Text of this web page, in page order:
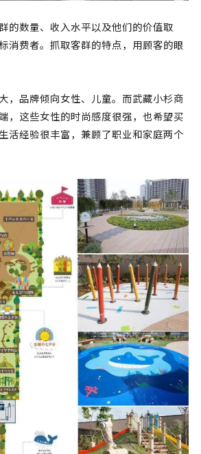
的数量、收入水平以及他们的价值取
消费者。抓取客群的特点，用顾客的眼
，品牌倾向女性、儿童。而武藏小杉商
，这些女性的时尚感度很强，也希望买
活经验很丰富，兼顾了职业和家庭两个